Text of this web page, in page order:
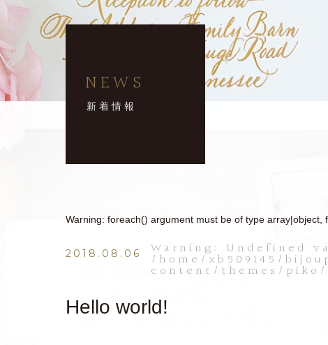
NEWS
新着情報
Warning: foreach() argument must be of type array|object,
2018.08.06 Warning : Undefined
/home/xb509145/
content/themes/piko/
Hello world!